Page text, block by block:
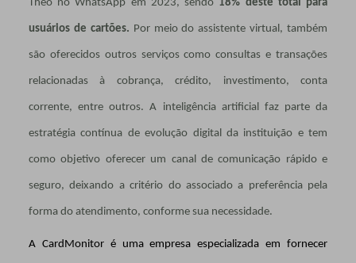
Theo no WhatsApp em 2023, sendo 18% deste total para
usuários de cartões. Por meio do assistente virtual, também
são oferecidos outros serviços como consultas e transações
relacionadas à cobrança, crédito, investimento, conta
corrente, entre outros. A inteligência artificial faz parte da
estratégia contínua de evolução digital da instituição e tem
como objetivo oferecer um canal de comunicação rápido e
seguro, deixando a critério do associado a preferência pela
forma do atendimento, conforme sua necessidade.
A CardMonitor é uma empresa especializada em fornecer